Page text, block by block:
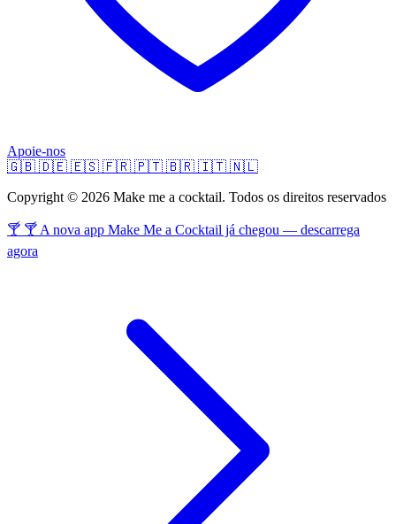
Apoie-nos
🇬🇧 🇩🇪 🇪🇸 🇫🇷 🇵🇹 🇧🇷 🇮🇹 🇳🇱
Copyright © 2026 Make me a cocktail. Todos os direitos reservados
🍸 🍸 A nova app Make Me a Cocktail já chegou — descarrega
agora